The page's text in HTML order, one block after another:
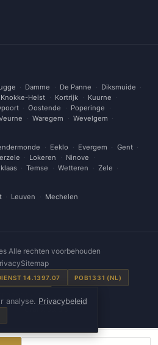
Damme De Panne
Diksmuide
Knokke-Heist Kortrijk
Kuurne
Oostende
Poperinge
Waregem
Wevelgem
Eeklo Evergem
Gent
Lokeren
Ninove
Temse Wetteren
Zele
Leuven Mechelen
Alle rechten voorbehouden
Sitemap
14.1397.07 POB1331 (NL)
door
analyse. Privacybeleid